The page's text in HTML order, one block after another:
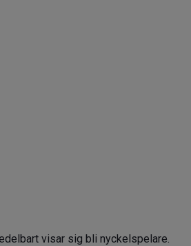
visar sig bli nyckelspelare.